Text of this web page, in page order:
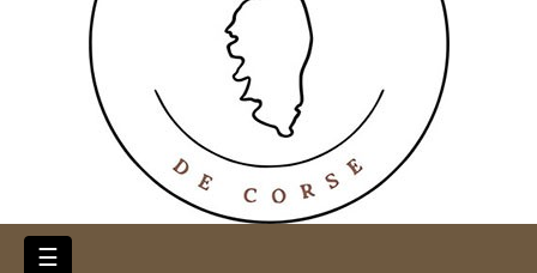
Toggle
☰